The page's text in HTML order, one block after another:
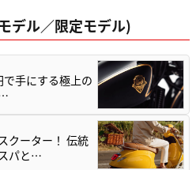
デル／限定モデル)
で手にする極上の
クーター！ 伝統
パと…